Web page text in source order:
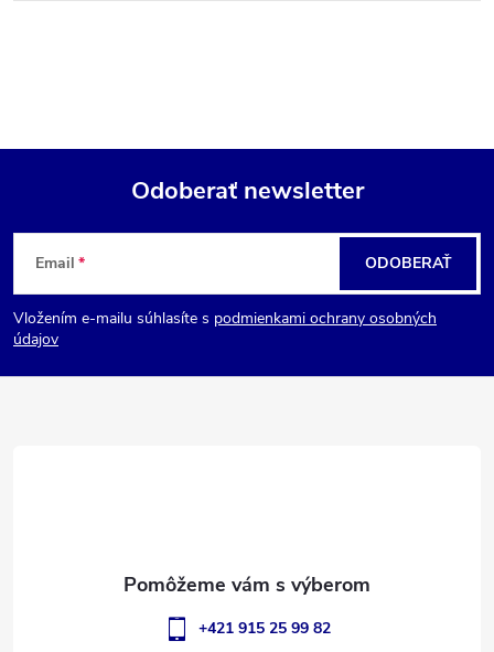
Z
á
p
Odoberať newsletter
Email
Vložením e-mailu súhlasíte s podmienkami ochrany osobných
údajov
ODOBERAŤ
+421 915 25 99 82